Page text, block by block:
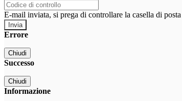
E-mail inviata, si prega di controllare la casella di
Errore
Chiudi
Successo
Chiudi
Informazione